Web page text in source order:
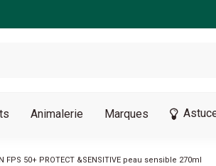
Animalerie Marques
50+ PROTECT &SENSITIVE peau sensible 270ml